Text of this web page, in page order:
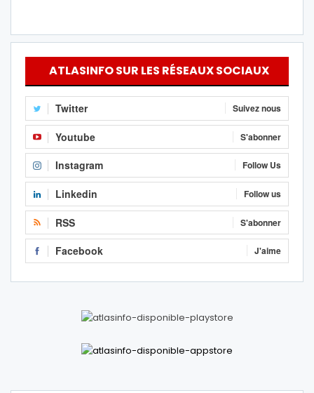
ATLASINFO SUR LES RÉSEAUX SOCIAUX
Twitter Suivez nous
Youtube S'abonner
Instagram Follow Us
Linkedin Follow us
RSS S'abonner
Facebook J'aime